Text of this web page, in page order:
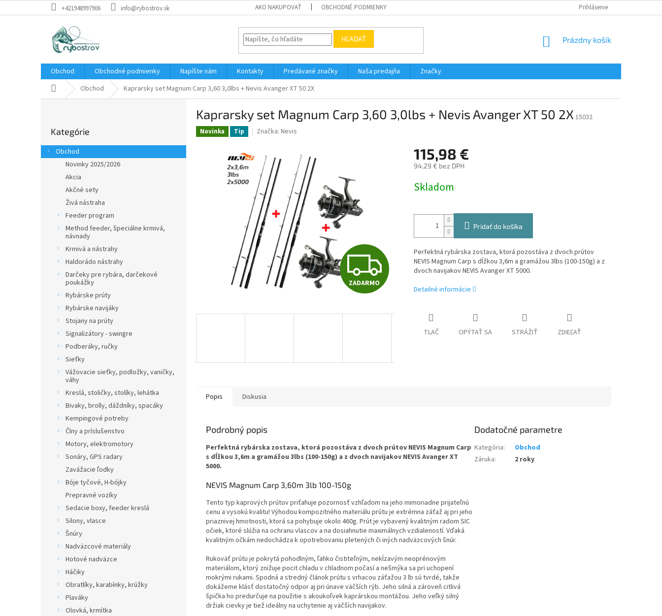
na
+421948997906 info@rybostrov.sk AKO NAKUPOVAŤ OBCHODNÉ PODMIENKY Prihlásenie
HĽADAŤ
NÁKUPNÝ
Prázdny košík
Obchod Obchodné podmienky Napíšte nám Kontakty Predávané značky Naša predajňa
Značky
Domov Obchod Kaprarsky set Magnum Carp 3,60 3,0lbs + Nevis Avanger XT 50 2X
ý
p
kategórie
Kategórie
Obchod
Novinky 2025/2026
Akcia
Akčné sety
Živá nástraha
Feeder program
Method feeder, špeciálne krmivá,
návnady
Krmivá a nástrahy
Haldorádo nástrahy
Darčeky pre rybára, darčekové
poukážky
Rybárske prúty
Rybárske navijáky
Stojany na prúty
Signalizátory - swingre
Podberáky, ručky
Sieťky
Vážovacie sieťky, podložky, vaničky,
váhy
Kreslá, stoličky, stolíky, lehátka
Bivaky, brolly, dáždníky, spacáky
Kempingové potreby
Člny a príslušenstvo
Motory, elektromotory
Sonáry, GPS radary
Zavážacie ľodky
Bóje tyčové, H-bójky
Prepravné vozíky
Sedacie boxy, feeder kreslá
Silony, vlasce
Šnúry
Nadväzcové materiály
Hotové nadväzce
Háčiky
Obratlíky, karabínky, krúžky
Plaváky
Olovká, krmítka
Kaprarsky set Magnum Carp 3,60 3,0lbs + Nevis Avanger XT 50 2X 15032
Novinka Tip Značka: Nevis
Z
A
A
M
O
ZADARMO
115,98 €
94,29 € bez DPH
cena:
Skladom
Pridať do košíka
Perfektná rybárska zostava, ktorá pozostáva z dvoch prútov
NEVIS Magnum Carp s dĺžkou 3,6m a gramážou 3lbs (100-150g) a z
dvoch navijakov NEVIS Avanger XT 5000.
Detailné informácie
TLAČ OPÝTAŤ SA STRÁŽIŤ ZDIEĽAŤ
Popis Diskusia
Podrobný popis
Perfektná rybárska zostava, ktorá pozostáva z dvoch prútov NEVIS Magnum Carp
s dĺžkou 3,6m a gramážou 3lbs (100-150g) a z dvoch navijakov NEVIS Avanger XT
5000.
NEVIS Magnum Carp 3,60m 3lb 100-150g
Tento typ kaprových prútov priťahuje pozornosť vzhľadom na jeho mimoriadne prijateľnú
cenu a vysokú kvalitu! Výhodou kompozitného materiálu prútu je extrémna záťaž aj pri jeho
priaznivej hmotnosti, ktorá sa pohybuje okolo 460g. Prút je vybavený kvalitným radom SIC
očiek, ktoré slúžia na ochranu vlascov a na dosiahnutie maximálnych vzdialeností. Vďaká
kvalitným očkám nedochádza k opotrebovaniu pletených či iných nadväzcových šnúr.
Rukoväť prútu je pokrytá pohodlným, ľahko čistiteľným, nekĺzavým neoprénovým
materiálom, ktorý znižuje pocit chladu v chladnom počasí a nešmýka sa pri uchopení
mokrými rukami. Spodná a stredný článok prútu s vrhacou záťažou 3 lb sú tvrdé, takže
dokážeme klásť dostatočný odpor aj pri únave väčších rýb. Jeho silná a zároveň citlivá
špička ho predurčuje na použitie s akoukoľvek kaprárskou montážou. Jeho veľký silný
držiak cievky je tiež ideálny na uchytenie aj väčších navijakov.
Dodatočné parametre
Kategória:
Obchod
Záruka: 2 roky